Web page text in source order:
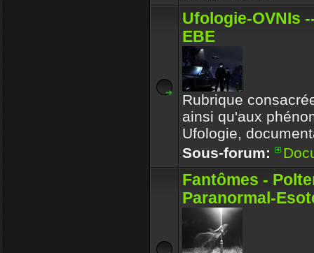
Ufologie-OVNIs
EBE
Rubrique
ainsi qu'aux
Ufologie,
Sous-forum:
Fantômes -
Paranormal-